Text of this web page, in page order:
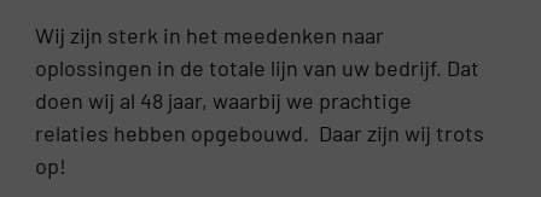
Wij zijn sterk in het meedenken naar
oplossingen in de totale lijn van uw bedrijf. Dat
doen wij al 48 jaar, waarbij we prachtige
relaties hebben opgebouwd. Daar zijn wij trots
op!